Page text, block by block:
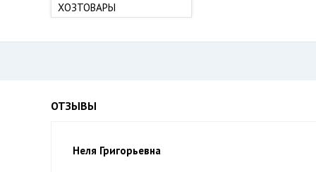
ХОЗТОВАРЫ
ОТЗЫВЫ
Неля Григорьевна